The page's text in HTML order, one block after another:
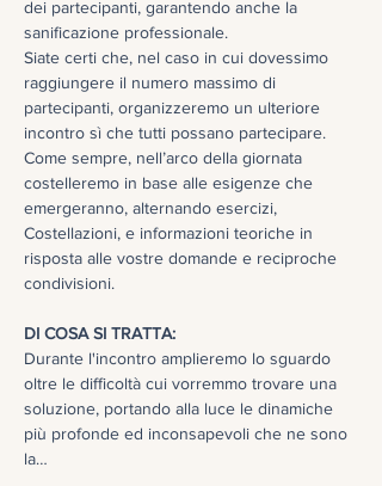
dei partecipanti, garantendo anche la
sanificazione professionale.
Siate certi che, nel caso in cui dovessimo
raggiungere il numero massimo di
partecipanti, organizzeremo un ulteriore
incontro sì che tutti possano partecipare.
Come sempre, nell’arco della giornata
costelleremo in base alle esigenze che
emergeranno, alternando esercizi,
Costellazioni, e informazioni teoriche in
risposta alle vostre domande e reciproche
condivisioni.
DI COSA SI TRATTA:
Durante l'incontro amplieremo lo sguardo
oltre le difficoltà cui vorremmo trovare una
soluzione, portando alla luce le dinamiche
più profonde ed inconsapevoli che ne sono
la…